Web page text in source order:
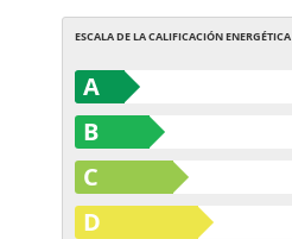
ESCALA DE LA CALIFICACIÓN ENERGÉTICA
A
B
C
D